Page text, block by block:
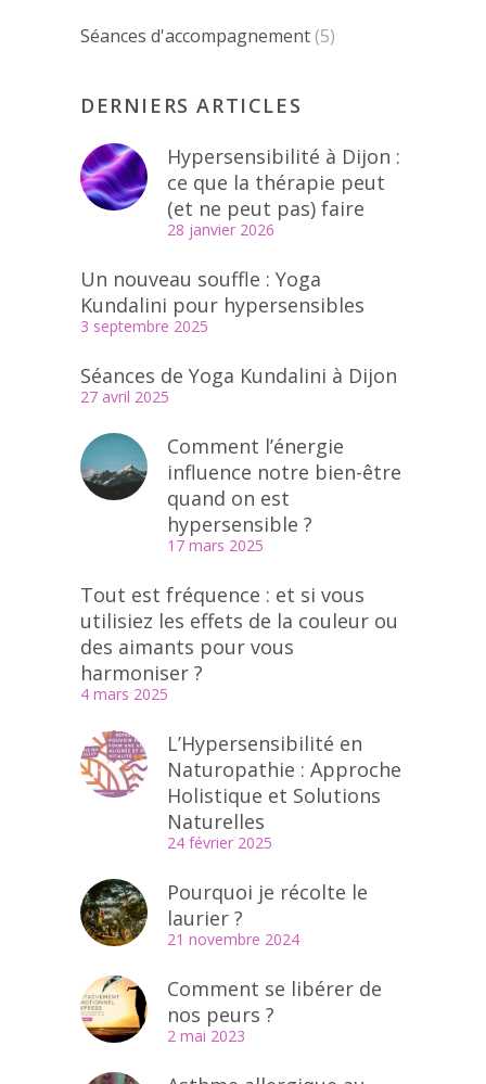
Séances d'accompagnement (5)
DERNIERS ARTICLES
Hypersensibilité à Dijon :
ce que la thérapie peut
(et ne peut pas) faire
28 janvier 2026
Un nouveau souffle : Yoga
Kundalini pour hypersensibles
3 septembre 2025
Séances de Yoga Kundalini à Dijon
27 avril 2025
Comment l’énergie
influence notre bien-être
quand on est
hypersensible ?
17 mars 2025
Tout est fréquence : et si vous
utilisiez les effets de la couleur ou
des aimants pour vous
harmoniser ?
4 mars 2025
L’Hypersensibilité en
Naturopathie : Approche
Holistique et Solutions
Naturelles
24 février 2025
Pourquoi je récolte le
laurier ?
21 novembre 2024
Comment se libérer de
nos peurs ?
2 mai 2023